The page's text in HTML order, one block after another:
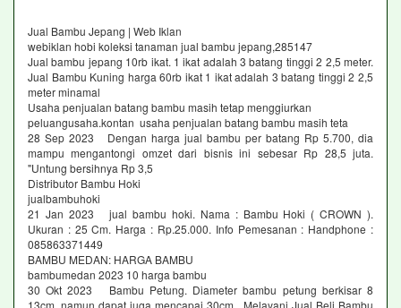
Jual Bambu Jepang | Web Iklan
webiklan hobi koleksi tanaman jual bambu jepang,285147
Jual bambu jepang 10rb ikat. 1 ikat adalah 3 batang tinggi 2 2,5 meter.
Jual Bambu Kuning harga 60rb ikat 1 ikat adalah 3 batang tinggi 2 2,5
meter minamal
Usaha penjualan batang bambu masih tetap menggiurkan
peluangusaha.kontan usaha penjualan batang bambu masih teta
28 Sep 2023 Dengan harga jual bambu per batang Rp 5.700, dia
mampu mengantongi omzet dari bisnis ini sebesar Rp 28,5 juta.
"Untung bersihnya Rp 3,5
Distributor Bambu Hoki
jualbambuhoki
21 Jan 2023 jual bambu hoki. Nama : Bambu Hoki ( CROWN ).
Ukuran : 25 Cm. Harga : Rp.25.000. Info Pemesanan : Handphone :
085863371449
BAMBU MEDAN: HARGA BAMBU
bambumedan 2023 10 harga bambu
30 Okt 2023 Bambu Petung. Diameter bambu petung berkisar 8
13cm, namun dapat juga mencapai 30cm. Melayani Jual Beli Bambu